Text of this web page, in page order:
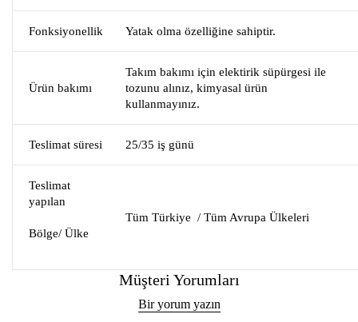
Fonksiyonellik Yatak olma özelliğine sahiptir.
Ürün bakımı
Takım bakımı için elektirik süpürgesi ile
tozunu alınız, kimyasal ürün
kullanmayınız.
Teslimat süresi 25/35 iş günü
Teslimat
yapılan
Bölge/ Ülke
Tüm Türkiye / Tüm Avrupa Ülkeleri
Müşteri Yorumları
Bir yorum yazın